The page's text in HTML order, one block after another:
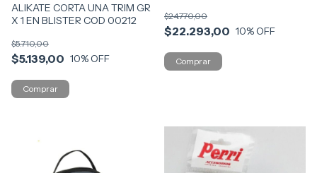
ALIKATE CORTA UNA TRIM GR
X 1 EN BLISTER COD 00212
$5.139,00
$5.710,00
10% OFF
$22.293,00
$24.770,00
10% OFF